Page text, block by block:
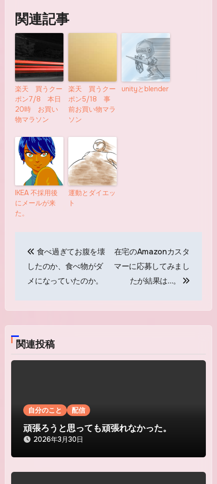
関連記事
楽天 買うクー
ポン7/8 本日
20時 お買い
物マラソン
楽天 買うクー
ポン5/18 事
前お買い物マラ
ソン
unityとblender
IKEA 不採用後
にメールが来
た。
運動とダイエッ
ト
稿
ナ
ゲ
ー
シ
ン
食べ過ぎてお腹を壊
したのか、食べ物がダ
メになっていたのか。
在宅のAmazonカスタ
マーに応募してみまし
たが結果は…。
関連投稿
自分のこと 配信
頑張ろうと思っても頑張れなかった。
2026年3月30日